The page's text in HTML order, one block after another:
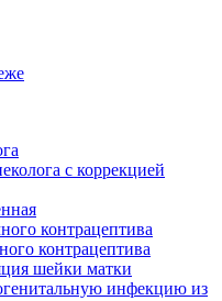
с коррекцией
контрацептива
контрацептива
шейки матки
инфекцию из